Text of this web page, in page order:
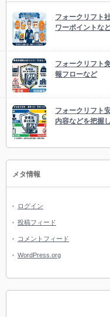
フォークリフト
ワーポイントな
フォークリフト
報フローなど
フォークリフト
内容などを把握
メタ情報
ログイン
投稿フィード
コメントフィード
WordPress.org